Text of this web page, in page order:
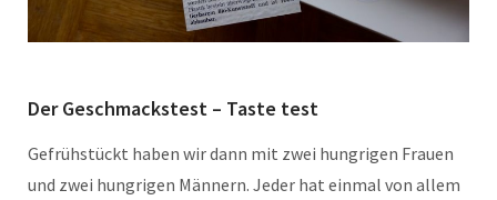
Der Geschmackstest – Taste test
Gefrühstückt haben wir dann mit zwei hungrigen Frauen
und zwei hungrigen Männern. Jeder hat einmal von allem